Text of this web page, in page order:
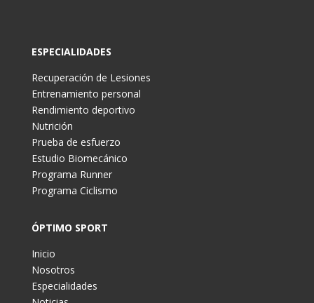
ESPECIALIDADES
Recuperación de Lesiones
Entrenamiento personal
Rendimiento deportivo
Nutrición
Prueba de esfuerzo
Estudio Biomecánico
Programa Runner
Programa Ciclismo
ÓPTIMO SPORT
Inicio
Nosotros
Especialidades